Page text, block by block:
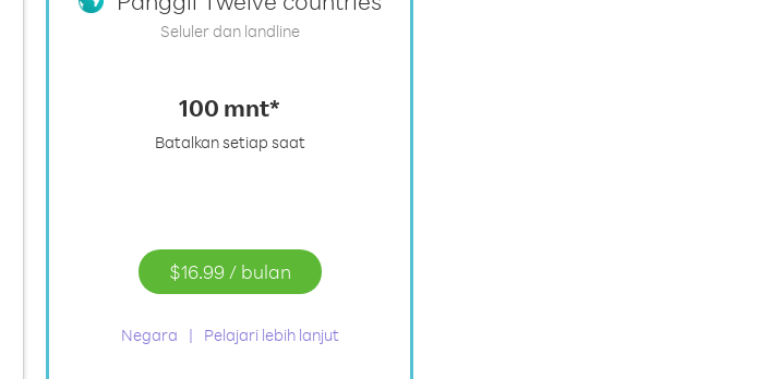
Seluler dan landline
100 mnt*
Batalkan setiap saat
$16.99 / bulan
Negara Pelajari lebih lanjut